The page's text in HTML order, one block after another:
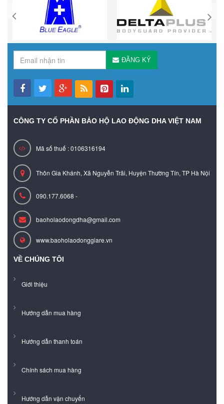
ĐĂNG KÝ
CÔNG TY CỔ PHẦN BẢO HỘ LAO ĐỘNG DHA VIỆT NAM
Mã số thuế : 0106316194
Thôn Gia Khánh, Xã Nguyễn Trãi, Huyện Thường Tín, TP Hà Nội
090.177.6068 -
baoholaodongdha@gmail.com
www.baoholaodonggiare.vn
VỀ CHÚNG TÔI
Giới thiệu
Hướng dẫn mua hàng
Hướng dẫn thanh toán
Chính sách mua hàng
Hướng dẫn vận chuyển